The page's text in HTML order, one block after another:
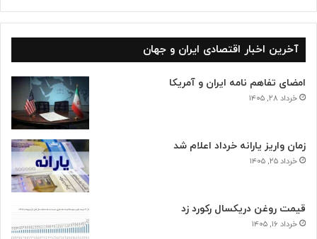
آخرین اخبار اقتصادی ایران و جهان
امضای تفاهم نامه ایران و آمریکا
خرداد ۲۸, ۱۴۰۵
زمان واریز یارانه خرداد اعلام شد
خرداد ۲۵, ۱۴۰۵
قیمت روغن دریکسال رکورد زد
خرداد ۱۶, ۱۴۰۵